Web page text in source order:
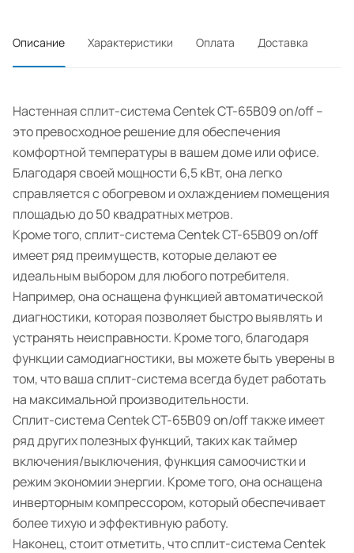
Описание Характеристики Оплата Доставка
Настенная сплит-система Centek CT-65B09 on/off –
это превосходное решение для обеспечения
комфортной температуры в вашем доме или офисе.
Благодаря своей мощности 6,5 кВт, она легко
справляется с обогревом и охлаждением помещения
площадью до 50 квадратных метров.
Кроме того, сплит-система Centek CT-65B09 on/off
имеет ряд преимуществ, которые делают ее
идеальным выбором для любого потребителя.
Например, она оснащена функцией автоматической
диагностики, которая позволяет быстро выявлять и
устранять неисправности. Кроме того, благодаря
функции самодиагностики, вы можете быть уверены в
том, что ваша сплит-система всегда будет работать
на максимальной производительности.
Сплит-система Centek CT-65B09 on/off также имеет
ряд других полезных функций, таких как таймер
включения/выключения, функция самоочистки и
режим экономии энергии. Кроме того, она оснащена
инверторным компрессором, который обеспечивает
более тихую и эффективную работу.
Наконец, стоит отметить, что сплит-система Centek